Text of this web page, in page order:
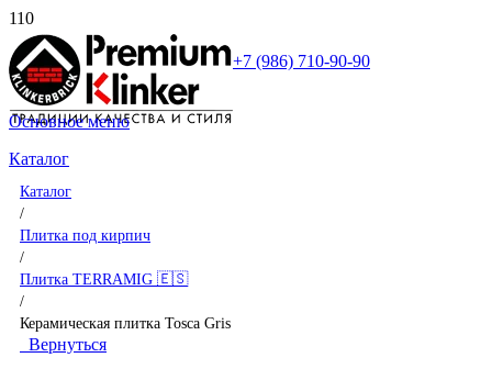
+7 (986) 710-90-90
Основное меню
Каталог
Каталог
/
Плитка под кирпич
/
Плитка TERRAMIG 🇪🇸
/
Керамическая плитка Tosca Gris
Вернуться